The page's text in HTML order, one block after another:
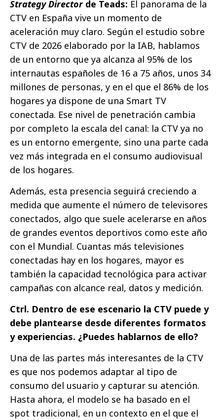
Strategy Directorde Teads: El panorama de la
CTV en España vive un momento de
aceleración muy claro. Según el estudio sobre
CTV de 2026 elaborado por la IAB, hablamos
de un entorno que ya alcanza al 95% de los
internautas españoles de 16 a 75 años, unos 34
millones de personas, y en el que el 86% de los
hogares ya dispone de una Smart TV
conectada. Ese nivel de penetración cambia
por completo la escala del canal: la CTV ya no
es un entorno emergente, sino una parte cada
vez más integrada en el consumo audiovisual
de los hogares.
Además, esta presencia seguirá creciendo a
medida que aumente el número de televisores
conectados, algo que suele acelerarse en años
de grandes eventos deportivos como este año
con el Mundial. Cuantas más televisiones
conectadas hay en los hogares, mayor es
también la capacidad tecnológica para activar
campañas con alcance real, datos y medición.
Ctrl. Dentro de ese escenario la CTV puede y
debe plantearse desde diferentes formatos
y experiencias. ¿Puedes hablarnos de ello?
Una de las partes más interesantes de la CTV
es que nos podemos adaptar al tipo de
consumo del usuario y capturar su atención.
Hasta ahora, el modelo se ha basado en el
spot tradicional, en un contexto en el que el